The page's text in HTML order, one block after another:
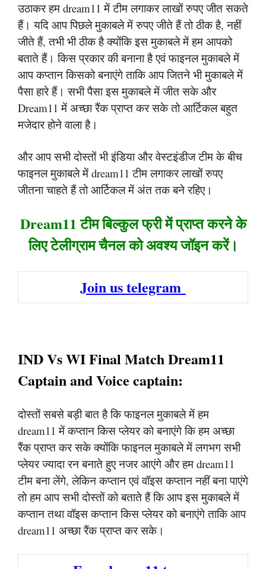
उठाकर हम dream11 में टीम लगाकर लाखों रुपए जीत सकते
हैं। यदि आप पिछले मुकाबले में रुपए जीते हैं तो ठीक है, नहीं
जीते हैं, तभी भी ठीक है क्योंकि इस मुकाबले में हम आपको
बताते हैं। किस प्रकार की बनाना है एवं फाइनल मुकाबले में
आप कप्तान किसको बनाएंगे ताकि आप जितने भी मुकाबले में
पैसा हारे हैं। सभी पैसा इस मुकाबले में जीत सके और
Dream11 में अच्छा रैंक प्राप्त कर सके तो आर्टिकल बहुत
मजेदार होने वाला है।
और आप सभी दोस्तों भी इंडिया और वेस्टइंडीज टीम के बीच
फाइनल मुकाबले में dream11 टीम लगाकर लाखों रुपए
जीतना चाहते हैं तो आर्टिकल में अंत तक बने रहिए।
Dream11 टीम बिल्कुल फ्री में प्राप्त करने के
लिए टेलीग्राम चैनल को अवश्य जॉइन करें।
Join us telegram
IND Vs WI Final Match Dream11
Captain and Voice captain:
दोस्तों सबसे बड़ी बात है कि फाइनल मुकाबले में हम
dream11 में कप्तान किस प्लेयर को बनाएंगे कि हम अच्छा
रैंक प्राप्त कर सके क्योंकि फाइनल मुकाबले में लगभग सभी
प्लेयर ज्यादा रन बनाते हुए नजर आएंगे और हम dream11
टीम बना लेंगे, लेकिन कप्तान एवं वॉइस कप्तान नहीं बना पाएंगे
तो हम आप सभी दोस्तों को बताते हैं कि आप इस मुकाबले में
कप्तान तथा वॉइस कप्तान किस प्लेयर को बनाएंगे ताकि आप
dream11 अच्छा रैंक प्राप्त कर सके।